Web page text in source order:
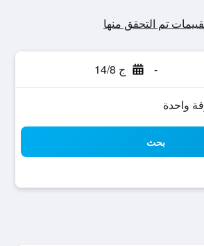
- ج 14/8
بحث